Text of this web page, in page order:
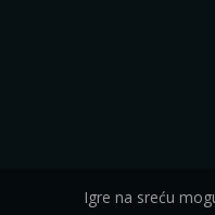
Igre na sreću